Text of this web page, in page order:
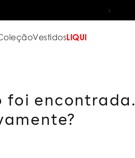
VestidosLIQUI
foi encontrada.